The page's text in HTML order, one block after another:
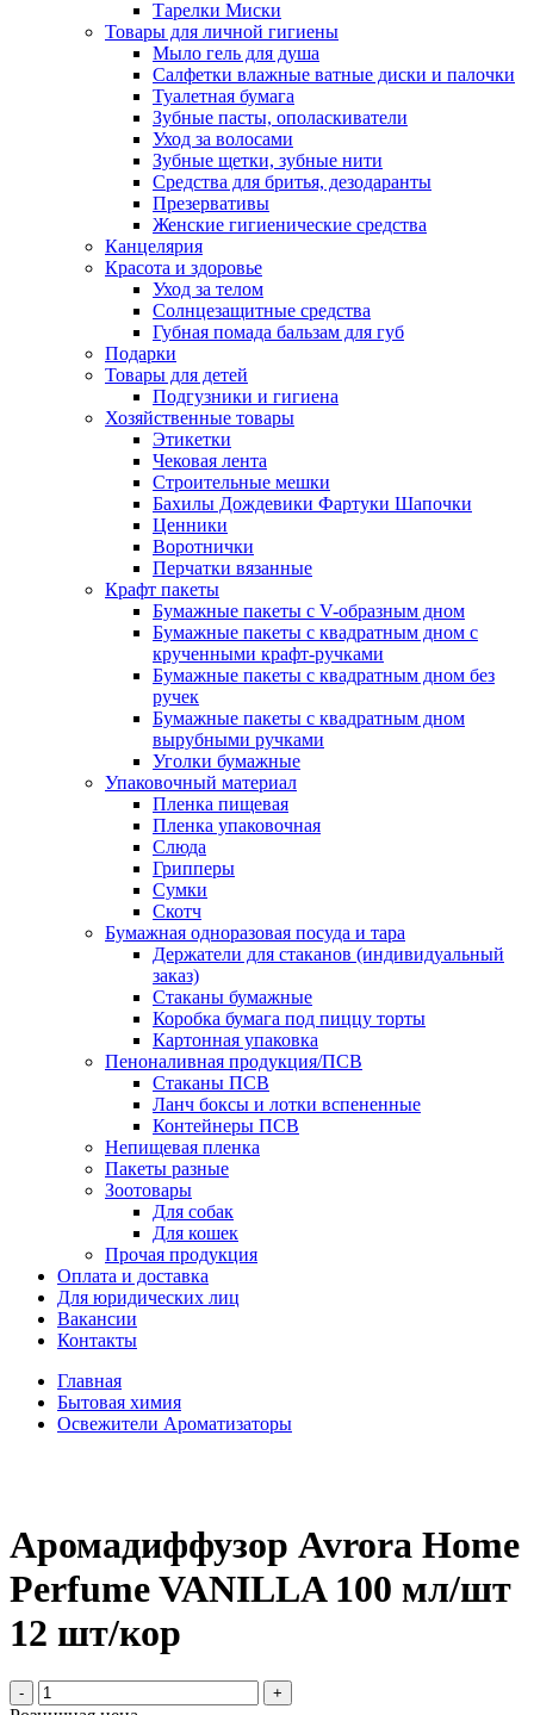
Тарелки Миски
Товары для личной гигиены
Мыло гель для душа
Салфетки влажные ватные диски и палочки
Туалетная бумага
Зубные пасты, ополаскиватели
Уход за волосами
Зубные щетки, зубные нити
Средства для бритья, дезодаранты
Презервативы
Женские гигиенические средства
Канцелярия
Красота и здоровье
Уход за телом
Солнцезащитные средства
Губная помада бальзам для губ
Подарки
Товары для детей
Подгузники и гигиена
Хозяйственные товары
Этикетки
Чековая лента
Строительные мешки
Бахилы Дождевики Фартуки Шапочки
Ценники
Воротнички
Перчатки вязанные
Крафт пакеты
Бумажные пакеты с V-образным дном
Бумажные пакеты с квадратным дном с
крученными крафт-ручками
Бумажные пакеты с квадратным дном без
ручек
Бумажные пакеты с квадратным дном
вырубными ручками
Уголки бумажные
Упаковочный материал
Пленка пищевая
Пленка упаковочная
Слюда
Грипперы
Сумки
Скотч
Бумажная одноразовая посуда и тара
Держатели для стаканов (индивидуальный
заказ)
Стаканы бумажные
Коробка бумага под пиццу торты
Картонная упаковка
Пеноналивная продукция/ПСВ
Стаканы ПСВ
Ланч боксы и лотки вспененные
Контейнеры ПСВ
Непищевая пленка
Пакеты разные
Зоотовары
Для собак
Для кошек
Прочая продукция
Оплата и доставка
Для юридических лиц
Вакансии
Контакты
Главная
Бытовая химия
Освежители Ароматизаторы
Аромадиффузор Avrora Home
Perfume VANILLA 100 мл/шт
12 шт/кор
- +